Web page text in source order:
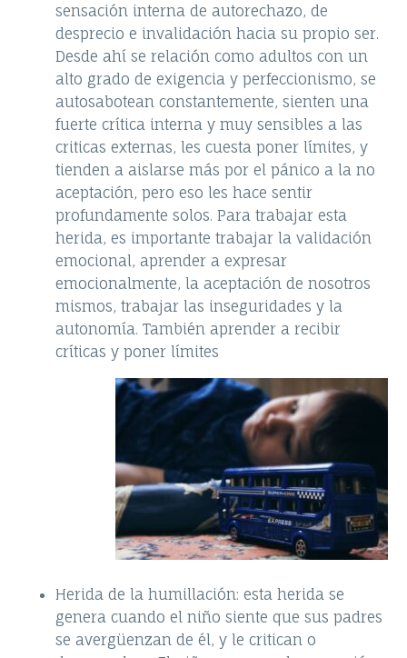
sensación interna de autorechazo, de
desprecio e invalidación hacia su propio ser.
Desde ahí se relación como adultos con un
alto grado de exigencia y perfeccionismo, se
autosabotean constantemente, sienten una
fuerte crítica interna y muy sensibles a las
criticas externas, les cuesta poner límites, y
tienden a aislarse más por el pánico a la no
aceptación, pero eso les hace sentir
profundamente solos. Para trabajar esta
herida, es importante trabajar la validación
emocional, aprender a expresar
emocionalmente, la aceptación de nosotros
mismos, trabajar las inseguridades y la
autonomía. También aprender a recibir
críticas y poner límites
Herida de la humillación: esta herida se
genera cuando el niño siente que sus padres
se avergüenzan de él, y le critican o